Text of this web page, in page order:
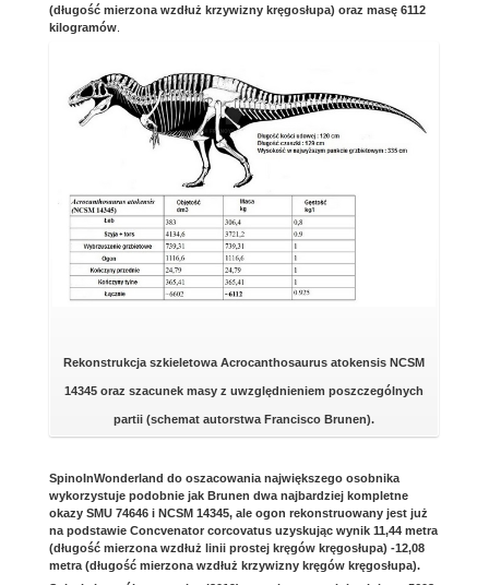
(długość mierzona wzdłuż krzywizny kręgosłupa) oraz masę 6112
kilogramów.
Rekonstrukcja szkieletowa Acrocanthosaurus atokensis NCSM
14345 oraz szacunek masy z uwzględnieniem poszczególnych
partii (schemat autorstwa Francisco Brunen).
SpinoInWonderland do oszacowania największego osobnika
wykorzystuje podobnie jak Brunen dwa najbardziej kompletne
okazy SMU 74646 i NCSM 14345, ale ogon rekonstruowany jest już
na podstawie Concvenator corcovatus uzyskując wynik 11,44 metra
(długość mierzona wzdłuż linii prostej kręgów kręgosłupa) -12,08
metra (długość mierzona wzdłuż krzywizny kręgów kręgosłupa).